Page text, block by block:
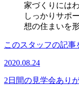
家づくりには
しっかりサポ
想の住まいを
このスタッフの記事
2020.08.24
2日間の見学会あり